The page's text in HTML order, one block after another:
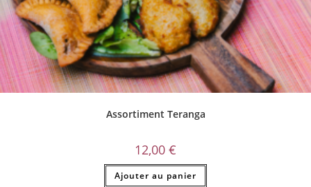
Assortiment Teranga
12,00 €
Ajouter au panier